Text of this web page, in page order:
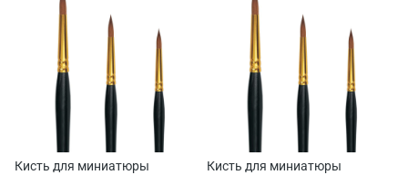
Кисть для миниатюры
Кисть для миниатюры